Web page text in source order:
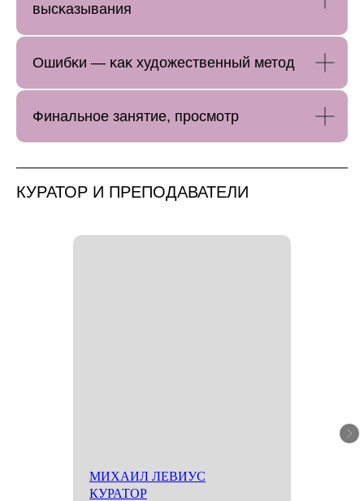
высĸазывания
Ошибĸи — ĸаĸ художественный метод
Финальное занятие, просмотр
КУРАТОР И ПРЕПОДАВАТЕЛИ
МИХАИЛ ЛЕВИУС
КУРАТОР